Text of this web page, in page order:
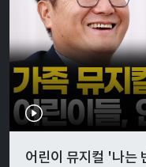
어린이 뮤지컬 '나